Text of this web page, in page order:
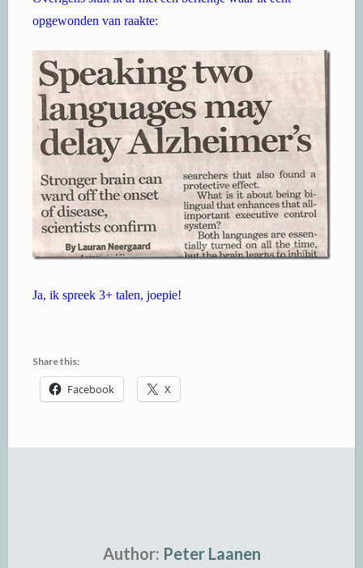
opgewonden van raakte:
Ja, ik spreek 3+ talen, joepie!
Share this:
Facebook X
Author: Peter Laanen